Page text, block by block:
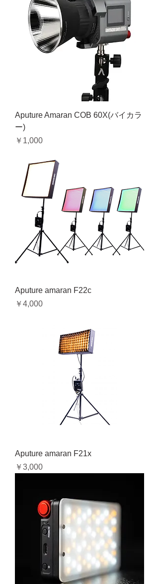
Aputure Amaran COB 60X(バイカラ
ー)
価格
￥1,000
Aputure amaran F22c
価格
￥4,000
Aputure amaran F21x
価格
￥3,000